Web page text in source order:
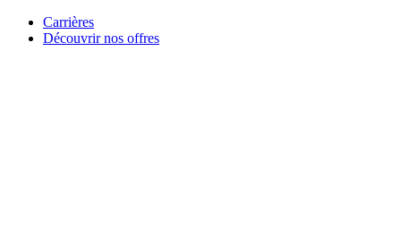
Carrières
Découvrir nos offres